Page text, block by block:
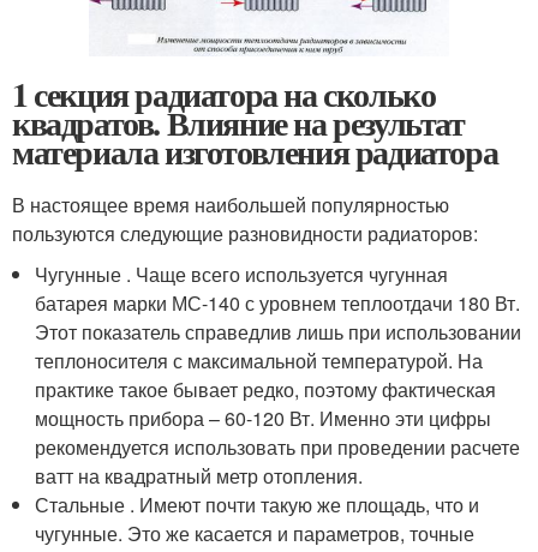
1 секция радиатора на сколько
квадратов. Влияние на результат
материала изготовления радиатора
В настоящее время наибольшей популярностью
пользуются следующие разновидности радиаторов:
Чугунные . Чаще всего используется чугунная
батарея марки МС-140 с уровнем теплоотдачи 180 Вт.
Этот показатель справедлив лишь при использовании
теплоносителя с максимальной температурой. На
практике такое бывает редко, поэтому фактическая
мощность прибора – 60-120 Вт. Именно эти цифры
рекомендуется использовать при проведении расчете
ватт на квадратный метр отопления.
Стальные . Имеют почти такую же площадь, что и
чугунные. Это же касается и параметров, точные